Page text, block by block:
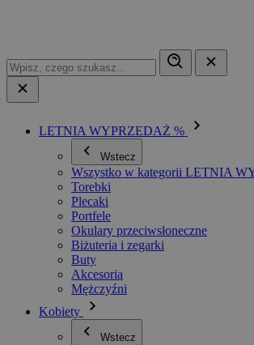
LETNIA WYPRZEDAŻ %
Wstecz
Wszystko w kategorii LETNIA
Torebki
Plecaki
Portfele
Okulary przeciwsłoneczne
Biżuteria i zegarki
Buty
Akcesoria
Mężczyźni
Kobiety
Wstecz